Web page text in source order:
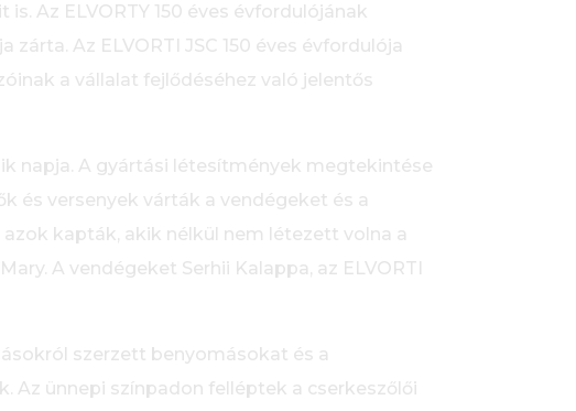
Az ELVORTY 150 éves évfordulójának
Az ELVORTI JSC 150 éves évfordulója
a vállalat fejlődéséhez való jelentős
napja. A gyártási létesítmények megtekintése
és versenyek várták a vendégeket és a
kapták, akik nélkül nem létezett volna a
A vendégeket Serhii Kalappa, az ELVORTI
szerzett benyomásokat és a
Az ünnepi színpadon felléptek a cserkeszőlői